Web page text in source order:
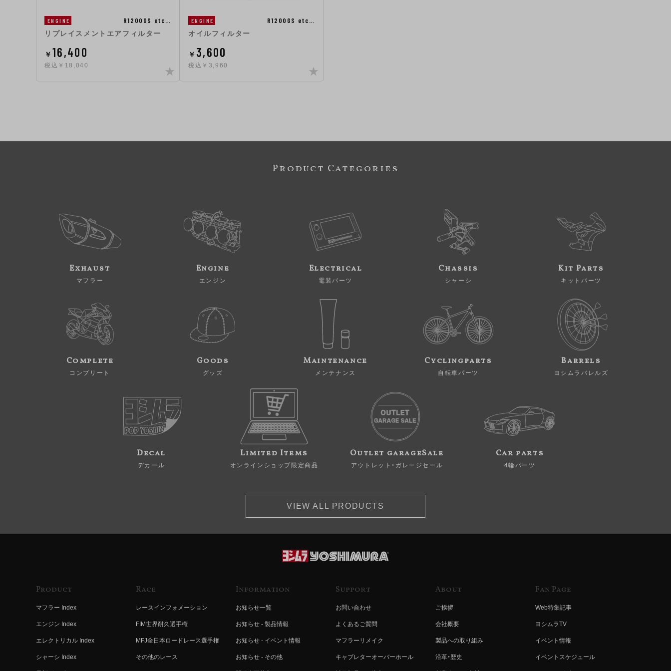
ENGINE R1200GS etc…
リプレイスメントエアフィルター
￥ 16,400
税込￥18,040
ENGINE R1200GS etc…
オイルフィルター
￥ 3,600
税込￥3,960
Product Categories
Exhaust
マフラー
Engine
エンジン
Electrical
電装パーツ
Chassis
シャーシ
Kit Parts
キットパーツ
Complete
コンプリート
Goods
グッズ
Maintenance
メンテナンス
Cyclingparts
自転車パーツ
Barrels
ヨシムラバレルズ
Decal
デカール
Limited Items
オンラインショップ限定商品
Outlet garageSale
アウトレット・ガレージセール
Car parts
4輪パーツ
VIEW ALL PRODUCTS
Product
マフラー Index
エンジン Index
エレクトリカル Index
シャーシ Index
Race
レースインフォメーション
FIM世界耐久選手権
MFJ全日本ロードレース選手権
その他のレース
Information
お知らせ一覧
お知らせ - 製品情報
お知らせ - イベント情報
お知らせ - その他
Support
お問い合わせ
よくあるご質問
マフラーリメイク
キャブレターオーバーホール
About
ご挨拶
会社概要
製品への取り組み
沿革・歴史
Fan Page
Web特集記事
ヨシムラTV
イベント情報
イベントスケジュール